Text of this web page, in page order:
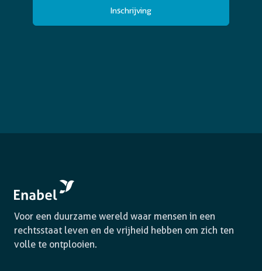
Voor een duurzame wereld waar mensen in een
rechtsstaat leven en de vrijheid hebben om zich ten
volle te ontplooien.